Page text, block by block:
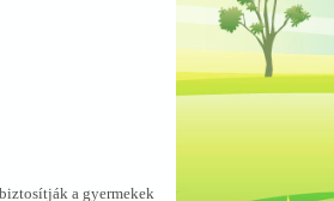
a gyermekek